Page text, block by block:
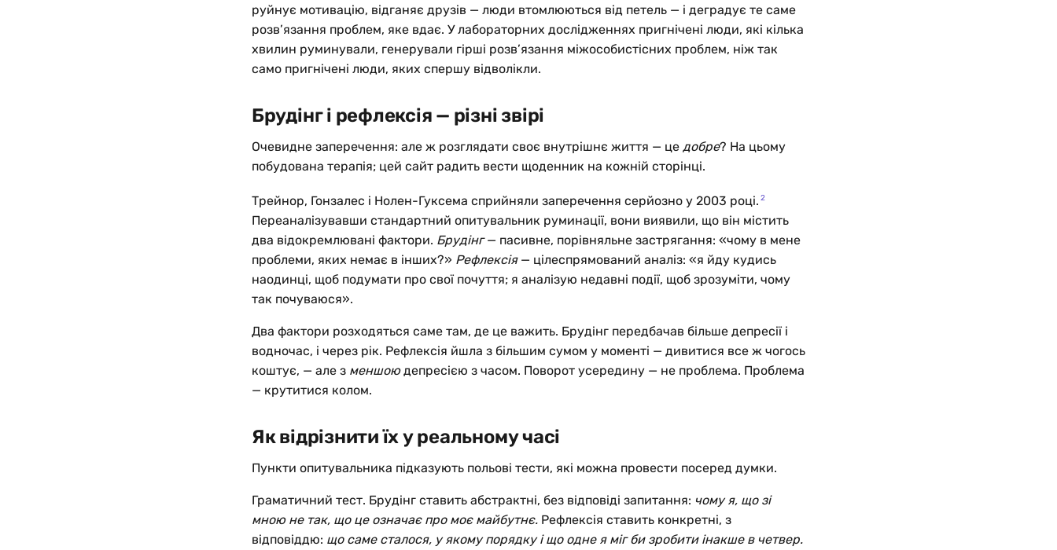
руйнує мотивацію, відганяє друзів — люди втомлюються від петель — і деградує те саме
розв’язання проблем, яке вдає. У лабораторних дослідженнях пригнічені люди, які кілька
хвилин руминували, генерували гірші розв’язання міжособистісних проблем, ніж так
само пригнічені люди, яких спершу відволікли.
Брудінг і рефлексія — різні звірі
Очевидне заперечення: але ж розглядати своє внутрішнє життя — це добре? На цьому
побудована терапія; цей сайт радить вести щоденник на кожній сторінці.
Трейнор, Гонзалес і Нолен-Гуксема сприйняли заперечення серйозно у 2003 році. 2
Переаналізувавши стандартний опитувальник руминації, вони виявили, що він містить
два відокремлювані фактори. Брудінг— пасивне, порівняльне застрягання: «чому в мене
проблеми, яких немає в інших?» Рефлексія— цілеспрямований аналіз: «я йду кудись
наодинці, щоб подумати про свої почуття; я аналізую недавні події, щоб зрозуміти, чому
так почуваюся».
Два фактори розходяться саме там, де це важить. Брудінг передбачав більше депресії і
водночас, і через рік. Рефлексія йшла з більшим сумом у моменті — дивитися все ж чогось
коштує, — але з меншоюдепресією з часом. Поворот усередину — не проблема. Проблема
— крутитися колом.
Як відрізнити їх у реальному часі
Пункти опитувальника підказують польові тести, які можна провести посеред думки.
Граматичний тест. Брудінг ставить абстрактні, без відповіді запитання: чому я, що зі
мною не так, що це означає про моє майбутнє. Рефлексія ставить конкретні, з
відповіддю: що саме сталося, у якому порядку і що одне я міг би зробити інакше в четвер.